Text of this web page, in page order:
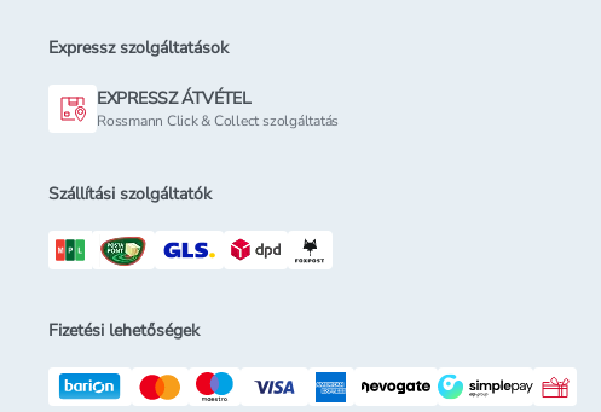
Expressz szolgáltatások
EXPRESSZ ÁTVÉTEL
Rossmann Click & Collect szolgáltatás
Szállítási szolgáltatók
Fizetési lehetőségek